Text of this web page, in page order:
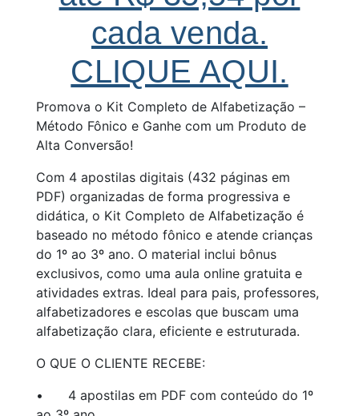
cada venda.
CLIQUE AQUI.
Promova o Kit Completo de Alfabetização –
Método Fônico e Ganhe com um Produto de
Alta Conversão!
Com 4 apostilas digitais (432 páginas em
PDF) organizadas de forma progressiva e
didática, o Kit Completo de Alfabetização é
baseado no método fônico e atende crianças
do 1º ao 3º ano. O material inclui bônus
exclusivos, como uma aula online gratuita e
atividades extras. Ideal para pais, professores,
alfabetizadores e escolas que buscam uma
alfabetização clara, eficiente e estruturada.
O QUE O CLIENTE RECEBE:
•
4 apostilas em PDF com conteúdo do 1º